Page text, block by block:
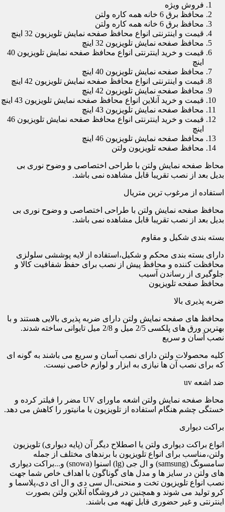
فروش ویژه
محافظ برق 6 خانه همه کاره ولتن
محافظ برق 6 خانه همه کاره ولتن
قیمت و اینترنتی انواع محافظ صفحه نمایش تلویزیون 32 اینچ
محافظ صفحه نمایش تلویزیون 32 اینچ
قیمت و خرید اینترنتی انواع محافظ صفحه نمایش تلویزیون 40
اینچ
محافظ صفحه نمایش تلویزیون 40 اینچ
قیمت و اینترنتی انواع محافظ صفحه نمایش تلویزیون 42 اینچ
محافظ صفحه نمایش تلویزیون 42 اینچ
قیمت و خرید آنلاین انواع محافظ صفحه نمایش تلویزیون 43 اینچ
محافظ صفحه نمایش تلویزیون 43 اینچ
قیمت و خرید اینترنتی انواع محافظ صفحه نمایش تلویزیون 46
اینچ
محافظ صفحه نمایش تلویزیون 46 اینچ
محافظ صفحه تلویزیون ولتن
محاظ صفحه نمایش ولتن با طراحی اختصاصی و وضوح نوری بی
بدیل بعد از نصب تقریبا قابل مشاهده نمی باشد.
استفاده از مرغوب ترین متریال
محافظ صفحه نمایش ولتن با طراحی اختصاصی و وضوح نوری بی
بدیل بعد از نصب تقریبا قابل مشاهده نمی باشد.
بسته بندی شکیل و مقاوم
دارای بسته بندی محکم و شکیل،استفاده از لایه پوششی سلولزی
محافظت کننده و محافظ پیش از نصب برای حفظ شفافیت کالا و
جلوگیری از رساندن آسیب
محافظ صفحه تلویزیون
ضربه پذیری بالا
محافظ های صفحه نمایش ولتن دارای ضربه پذیری بالایی هستند و با
بهترین ورق های پلکسی 2/5 میل و 2/8 میل تایوانی ساخته شدند.
نصب آسان و سریع
کلیه محصولات ولتن دارای نصب آسان و سریع می باشند به گونه ای
که برای نصب آن ها نیازی به ابزار و لوازم خاصی نیست.
ضد اشعه uv
محاظ صفحه نمایش ولتن اشعه ماورای UV مضر را فیلتر کرده و
خستگی چشم هنگام استفاده از تلویزیون یا مانیتور را کاهش می دهد.
براکت دیواری
انواع براکت دیواری ولتن یا اصطلاح دیگر آن (پایه دیواری) تلویزیون
ولتن،مناسب برای انواع تلویزیون با برندهای مختلف از جمله
سامسونگ (samsung) و ال جی (lg) اسنوا (snowa) و...براکت دیواری
های ولتن در سایز ها و مدل های گوناگون با اهداف خاص شما جهت
نصب انواع تلویزیون تخت و منحنی،ال سی دی و ال ای دی،پلاسما و
کرو تولید می شوند و همچنین در فروشگاه آنلاین ولتن بصورت
اینترنتی و غیر حضوری قابل تهیه می باشند.